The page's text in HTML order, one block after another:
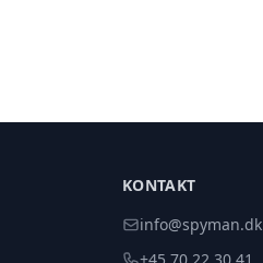
KONTAKT
info@spyman.dk